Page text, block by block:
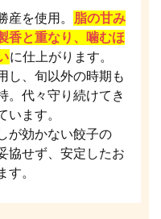
産を使用。
脂の甘み
香と重なり、噛むほ
に仕上がります。
し、旬以外の時期も
。代々守り続けてき
います。
が効かない餃子の
協せず、安定したお
す。